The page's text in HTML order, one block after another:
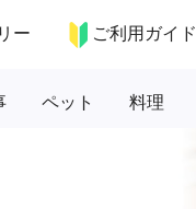
ー ご利用ガイド
ペット 料理